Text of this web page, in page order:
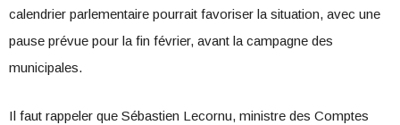
calendrier parlementaire pourrait favoriser la situation, avec une
pause prévue pour la fin février, avant la campagne des
municipales.
Il faut rappeler que Sébastien Lecornu, ministre des Comptes